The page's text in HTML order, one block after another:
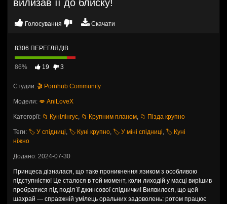
вилизав її до блиску!
Голосування Скачати
8306 ПЕРЕГЛЯДІВ
86% 19 3
Студии: 🎬 Pornhub Community
Модели: 💋 AniLoveX
Категорії: 📁 Кунілінгус, 📁 Крупним планом, 📁 Пізда крупно
Теги: 🏷️ У спідниці, 🏷️ Куні крупно, 🏷️ У міні спідниці, 🏷️ Куні
ніжно
Додано: 2024-07-30
Принцеса дізналася, що таке проникнення язиком з особливою
підступністю! Це сталося в той момент, коли лиходій у масці вирішив
пробратися під поділ її джинсової спіднички! Виявилося, що цей
шахрай — справжній умілець оральних задоволень: ротом працює